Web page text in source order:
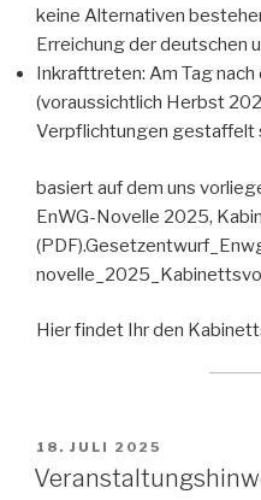
keine Alternativen
Erreichung der deutschen
Inkrafttreten: Am Tag
(voraussichtlich Herbst
Verpflichtungen gestaffelt
basiert auf dem uns
EnWG-Novelle 2025,
Hier findet Ihr den
VERÖFFENTLICHT
AM
18. JULI 2025